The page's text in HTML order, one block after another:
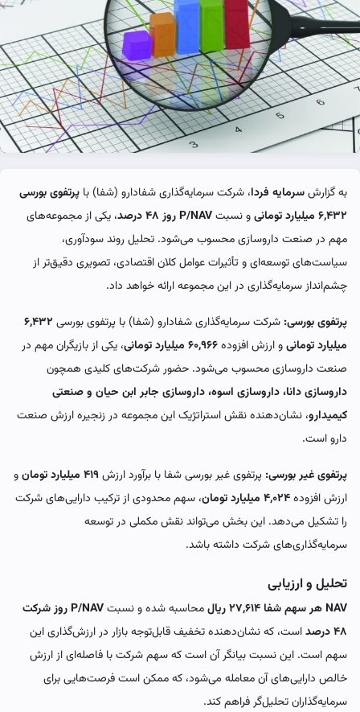
به گزارشسرمایه فردا، شرکت سرمایه‌گذاری شفادارو (شفا) با پرتفوی بورسی
۶,۴۳۲ میلیارد تومانی
و نسبتP/NAV روز ۴۸ درصد
، یکی از مجموعه‌های
مهم در صنعت داروسازی محسوب می‌شود. تحلیل روند سودآوری،
سیاست‌های توسعه‌ای و تأثیرات عوامل کلان اقتصادی، تصویری دقیق‌تر از
چشم‌انداز سرمایه‌گذاری در این مجموعه ارائه خواهد داد.
پرتفوی بورسی: شرکت سرمایه‌گذاری شفادارو (شفا) با پرتفوی بورسی ۶,۴۳۲
میلیارد تومانیو ارزش افزوده۶۰,۹۶۶ میلیارد تومانی
، یکی از بازیگران مهم در
صنعت داروسازی محسوب می‌شود. حضور شرکت‌های کلیدی همچون
داروسازی دانا، داروسازی اسوه، داروسازی جابر ابن حیان و صنعتی
کیمیدارو، نشان‌دهنده نقش استراتژیک این مجموعه در زنجیره ارزش صنعت
دارو است.
پرتفوی غیر بورسی: پرتفوی غیر بورسی شفا با برآورد ارزش ۴۱۹ میلیارد تومان
و
ارزش افزوده۴,۰۲۴ میلیارد تومان
، سهم محدودی از ترکیب دارایی‌های شرکت
را تشکیل می‌دهد. این بخش می‌تواند نقش مکملی در توسعه
سرمایه‌گذاری‌های شرکت داشته باشد.
تحلیل و ارزیابی
NAV هر سهم شفا ۲۷,۶۱۴ ریال محاسبه شده و نسبت
P/NAV روز شرکت
۴۸ درصد
است، که نشان‌دهنده تخفیف قابل‌توجه بازار در ارزش‌گذاری این
سهم است. این نسبت بیانگر آن است که سهم شرکت با فاصله‌ای از ارزش
خالص دارایی‌های آن معامله می‌شود، که ممکن است فرصت‌هایی برای
سرمایه‌گذاران تحلیل‌گر فراهم کند.